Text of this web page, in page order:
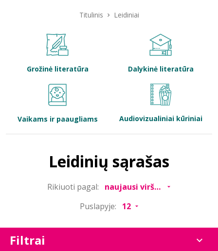
Bibliotekoms
Titulinis Leidiniai
Grožinė literatūra Dalykinė literatūra
Vaikams ir paaugliams Audiovizualiniai kūriniai
Leidinių sąrašas
Rikiuoti pagal:
Puslapyje:
Filtrai